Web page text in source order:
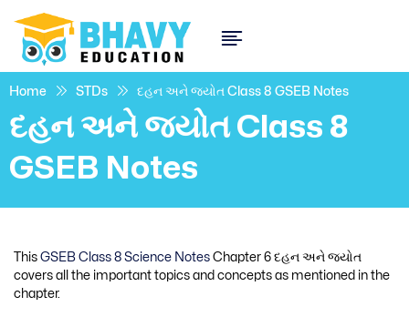
Home STDs દહન અને જ્યોત Class 8 GSEB Notes
દહન અને જ્યોત Class 8
GSEB Notes
This GSEB Class 8 Science Notes Chapter 6 દહન અને જ્યોત
covers all the important topics and concepts as mentioned in the
chapter.